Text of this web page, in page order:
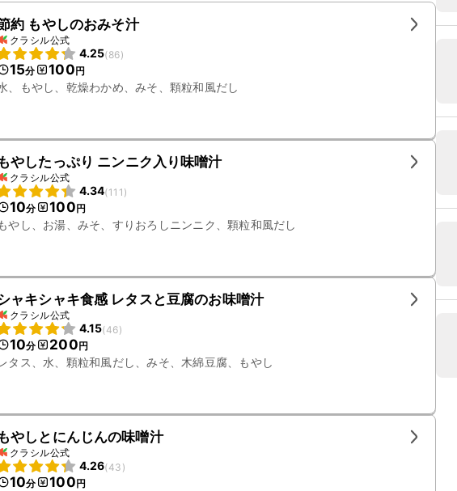
約 もやしのおみそ汁
クラシル公式
4.25(86)
15分 100円
、もやし、乾燥わかめ、みそ、顆粒和風だし
もやしたっぷり ニンニク入り味噌汁
クラシル公式
4.34(111 )
10分 100円
やし、お湯、みそ、すりおろしニンニク、顆粒和風だし
ャキシャキ食感 レタスと豆腐のお味噌汁
クラシル公式
4.15(46)
10分 200円
タス、水、顆粒和風だし、みそ、木綿豆腐、もやし
もやしとにんじんの味噌汁
クラシル公式
4.26(43 )
10分 100円